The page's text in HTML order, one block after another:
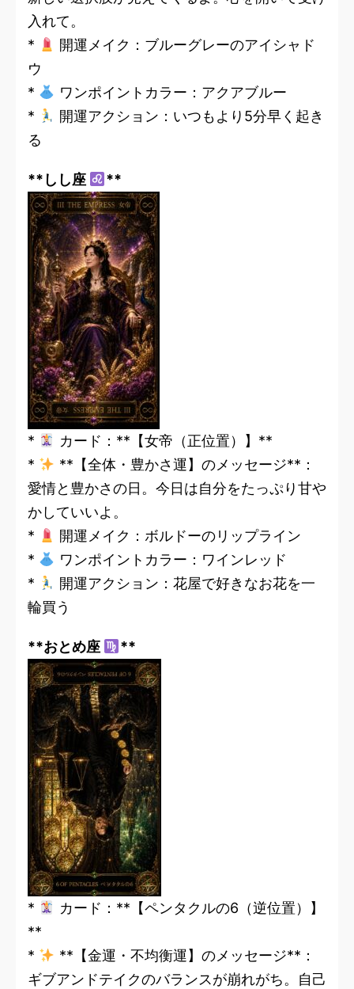
入れて。
*
開運メイク：ブルーグレーのアイシャド
ウ
*
ワンポイントカラー：アクアブルー
*
開運アクション：いつもより5分早く起き
る
**しし座 **
*
カード：**【女帝（正位置）】**
*
**【全体・豊かさ運】のメッセージ**：
愛情と豊かさの日。今日は自分をたっぷり甘や
かしていいよ。
*
開運メイク：ボルドーのリップライン
*
ワンポイントカラー：ワインレッド
*
開運アクション：花屋で好きなお花を一
輪買う
**おとめ座 **
*
カード：**【ペンタクルの6（逆位置）】
**
*
**【金運・不均衡運】のメッセージ**：
ギブアンドテイクのバランスが崩れがち。自己